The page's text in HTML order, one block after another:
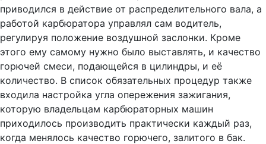
приводился в действие от распределительного вала, а
работой карбюратора управлял сам водитель,
регулируя положение воздушной заслонки. Кроме
этого ему самому нужно было выставлять, и качество
горючей смеси, подающейся в цилиндры, и её
количество. В список обязательных процедур также
входила настройка угла опережения зажигания,
которую владельцам карбюраторных машин
приходилось производить практически каждый раз,
когда менялось качество горючего, залитого в бак.